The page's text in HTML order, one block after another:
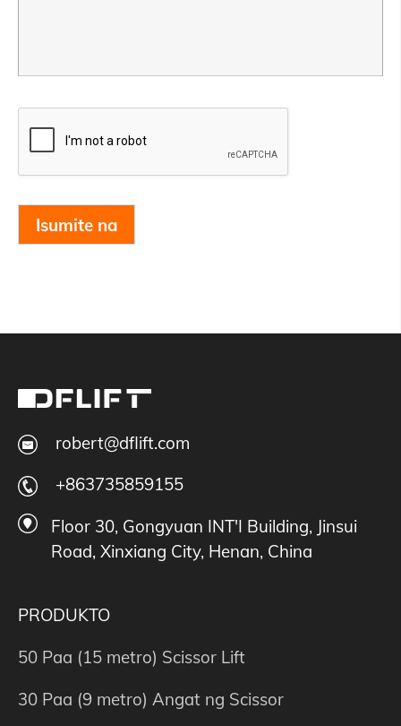
Isumite na
robert@dflift.com
+863735859155
Floor 30, Gongyuan INT'I Building, Jinsui
Road, Xinxiang City, Henan, China
PRODUKTO
50 Paa (15 metro) Scissor Lift
30 Paa (9 metro) Angat ng Scissor